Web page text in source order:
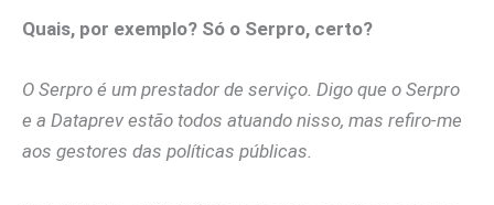
Quais, por exemplo? Só o Serpro, certo?
O Serpro é um prestador de serviço. Digo que o Serpro
e a Dataprev estão todos atuando nisso, mas refiro-me
aos gestores das políticas públicas.